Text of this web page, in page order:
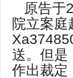
原告于
院立案
送。但是
作出裁定